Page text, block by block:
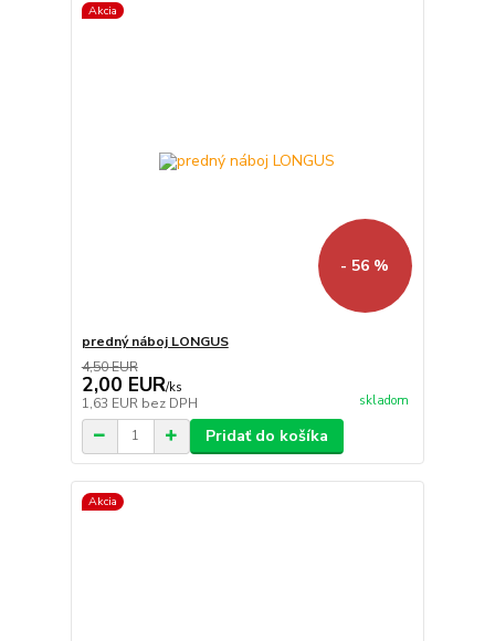
Akcia
- 56 %
predný náboj LONGUS
4,50 EUR
2,00 EUR/ks
1,63 EUR bez DPH skladom
Pridať do košíka
Akcia